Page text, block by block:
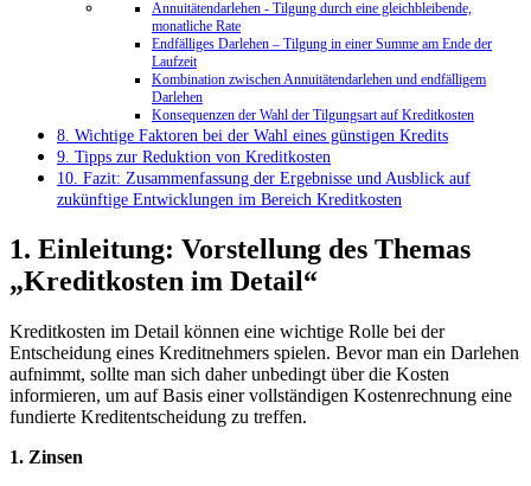
Annuitätendarlehen ‍- ⁤Tilgung durch eine gleichbleibende,​
monatliche Rate
Endfälliges Darlehen – Tilgung in⁢ einer Summe am Ende der
⁤Laufzeit
Kombination‍ zwischen ‍Annuitätendarlehen und endfälligem
Darlehen
Konsequenzen der Wahl der Tilgungsart auf Kreditkosten
8. Wichtige Faktoren‍ bei⁣ der‍ Wahl eines günstigen ⁣Kredits
9. Tipps zur Reduktion von​ Kreditkosten
10. Fazit: Zusammenfassung der Ergebnisse und ⁢Ausblick auf
zukünftige Entwicklungen im Bereich ‌Kreditkosten
1. Einleitung: Vorstellung des Themas
„Kreditkosten im ‍Detail“
Kreditkosten im Detail können eine​ wichtige​ Rolle bei der
Entscheidung eines Kreditnehmers spielen. Bevor ⁤man ein‌ Darlehen
aufnimmt, ⁤sollte ⁢man​ sich⁤ daher⁢ unbedingt ‌über die Kosten
informieren, um auf ‍Basis einer vollständigen Kostenrechnung eine
fundierte Kreditentscheidung‍ zu treffen.
1. Zinsen